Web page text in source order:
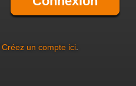
Créez un compte ici.